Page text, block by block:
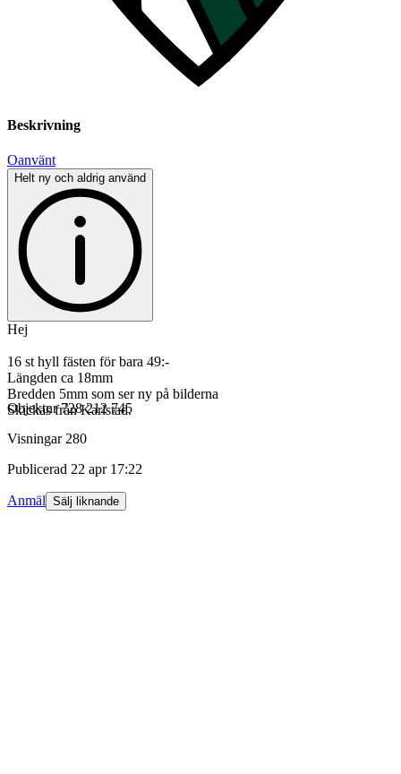
Beskrivning
Oanvänt
Helt ny och aldrig använd
Hej
16 st hyll fästen för bara 49:-
Längden ca 18mm
Bredden 5mm som ser ny på bilderna
Skickas från Karlstad.
Objektnr 728 212 745
Visningar 280
Publicerad 22 apr 17:22
Anmäl Sälj liknande